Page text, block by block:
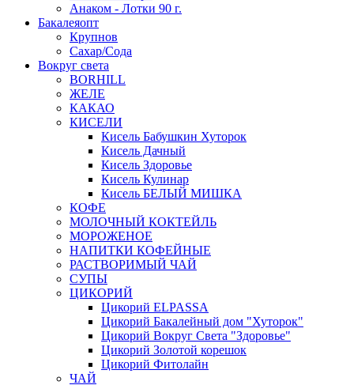
Анаком - Лотки 90 г.
Бакалеяопт
Крупнов
Сахар/Сода
Вокруг света
BORHILL
ЖЕЛЕ
КАКАО
КИСЕЛИ
Кисель Бабушкин Хуторок
Кисель Дачный
Кисель Здоровье
Кисель Кулинар
Кисель БЕЛЫЙ МИШКА
КОФЕ
МОЛОЧНЫЙ КОКТЕЙЛЬ
МОРОЖЕНОЕ
НАПИТКИ КОФЕЙНЫЕ
РАСТВОРИМЫЙ ЧАЙ
СУПЫ
ЦИКОРИЙ
Цикорий ELPASSA
Цикорий Бакалейный дом "Хуторок"
Цикорий Вокруг Света "Здоровье"
Цикорий Золотой корешок
Цикорий Фитолайн
ЧАЙ